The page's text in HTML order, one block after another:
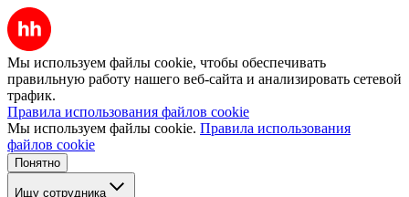
Мы используем файлы cookie, чтобы обеспечивать
правильную работу нашего веб-сайта и анализировать сетевой
трафик.
Правила использования файлов cookie
Мы используем файлы cookie. Правила использования
файлов cookie
Понятно
Ищу сотрудника